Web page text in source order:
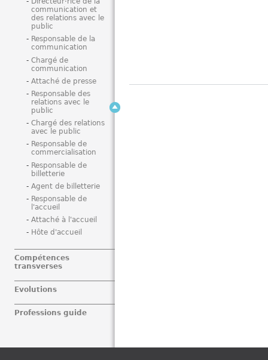
communication et
des relations avec le
public
Responsable de la
communication
Chargé de
communication
Attaché de presse
Responsable des
relations avec le
public
Chargé des relations
avec le public
Responsable de
commercialisation
Responsable de
billetterie
Agent de billetterie
Responsable de
l'accueil
Attaché à l'accueil
Hôte d'accueil
Compétences
transverses
Evolutions
Professions guide